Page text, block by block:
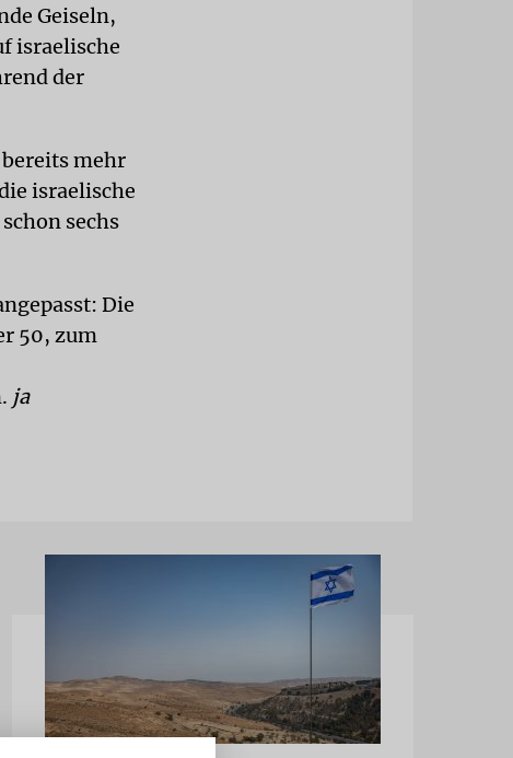
Geiseln,
israelische
der
mehr
israelische
sechs
Die
50, zum
ja